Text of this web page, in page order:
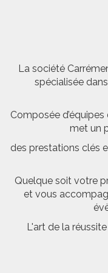
La société
spécialisée
Composée
met un
des prestations clés
Quelque soit votre
et vous
L'art de la